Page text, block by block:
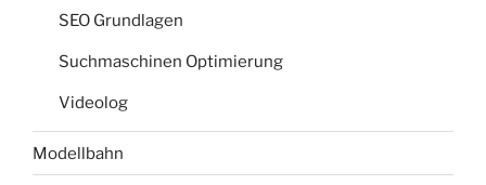
SEO Grundlagen
Suchmaschinen Optimierung
Videolog
Modellbahn